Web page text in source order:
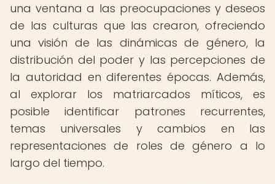
una ventana a las preocupaciones y deseos
de las culturas que las crearon, ofreciendo
una visión de las dinámicas de género, la
distribución del poder y las percepciones de
la autoridad en diferentes épocas. Además,
al explorar los matriarcados míticos, es
posible identificar patrones recurrentes,
temas universales y cambios en las
representaciones de roles de género a lo
largo del tiempo.